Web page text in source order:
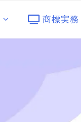
商標実務